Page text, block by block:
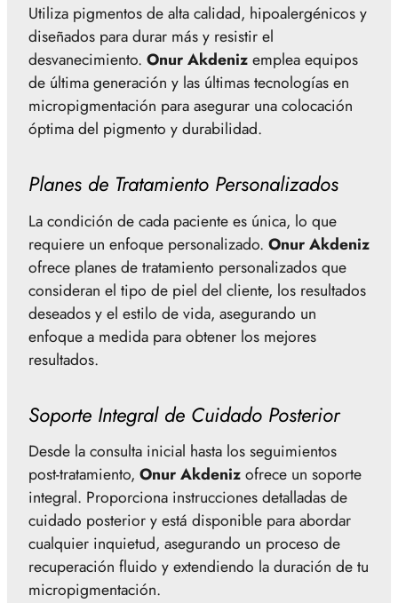
Utiliza pigmentos de alta calidad, hipoalergénicos y
diseñados para durar más y resistir el
desvanecimiento. Onur Akdenizemplea equipos
de última generación y las últimas tecnologías en
micropigmentación para asegurar una colocación
óptima del pigmento y durabilidad.
Planes de Tratamiento Personalizados
La condición de cada paciente es única, lo que
requiere un enfoque personalizado. Onur Akdeniz
ofrece planes de tratamiento personalizados que
consideran el tipo de piel del cliente, los resultados
deseados y el estilo de vida, asegurando un
enfoque a medida para obtener los mejores
resultados.
Soporte Integral de Cuidado Posterior
Desde la consulta inicial hasta los seguimientos
post-tratamiento, Onur Akdenizofrece un soporte
integral. Proporciona instrucciones detalladas de
cuidado posterior y está disponible para abordar
cualquier inquietud, asegurando un proceso de
recuperación fluido y extendiendo la duración de tu
micropigmentación.